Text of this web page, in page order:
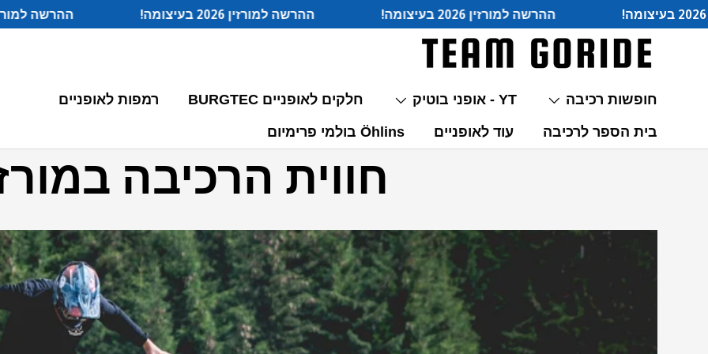
ההרשה למורזין ההרשה למורזין 2026 בעיצומה! ההרשה למורזין 2026 בעיצומה!
חופשות רכיבה YT - אופני בוטיק חלקים לאופניים BURGTEC רמפות לאופניים
בית הספר לרכיבה עוד לאופניים Öhlins בולמי פרימיום
חווית הרכיבה